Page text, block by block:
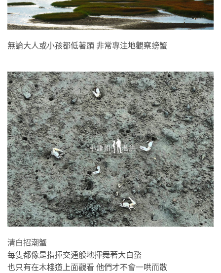
無論大人或小孩都低著頭 非常專注地觀察螃蟹
清白招潮蟹
每隻都像是指揮交通般地揮舞著大白螯
也只有在木棧道上面觀看 他們才不會一哄而散